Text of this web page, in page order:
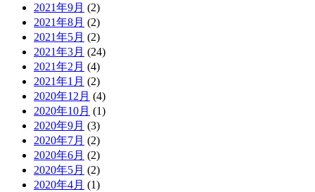
2021年9月 (2)
2021年8月 (2)
2021年5月 (2)
2021年3月 (24)
2021年2月 (4)
2021年1月 (2)
2020年12月 (4)
2020年10月 (1)
2020年9月 (3)
2020年7月 (2)
2020年6月 (2)
2020年5月 (2)
2020年4月 (1)